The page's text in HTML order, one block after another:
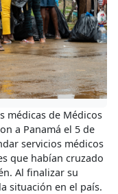
médicas de Médicos
a Panamá el 5 de
servicios médicos
que habían cruzado
Al finalizar su
situación en el país.